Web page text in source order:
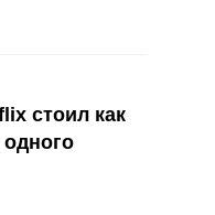
стоил как